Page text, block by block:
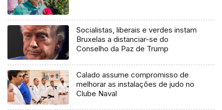
Socialistas, liberais e verdes instam
Bruxelas a distanciar-se do
Conselho da Paz de Trump
Calado assume compromisso de
melhorar as instalações de judo no
Clube Naval